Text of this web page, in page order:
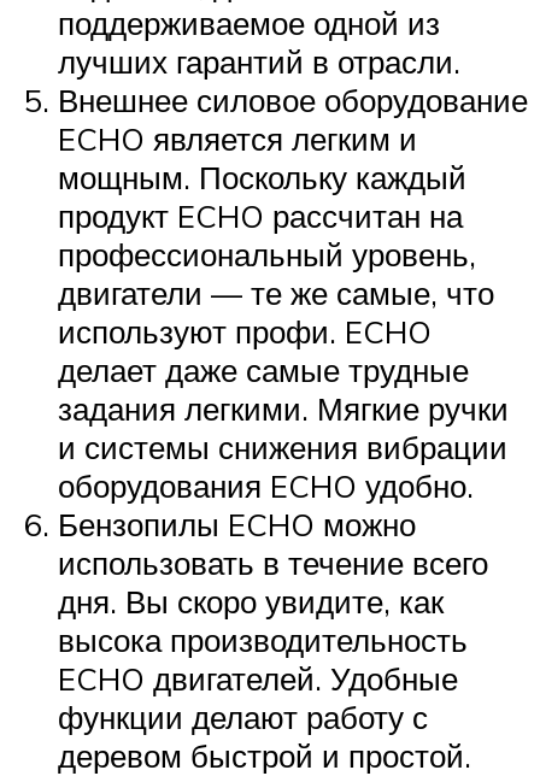
поддерживаемое одной из
лучших гарантий в отрасли.
Внешнее силовое оборудование
ECHO является легким и
мощным. Поскольку каждый
продукт ECHO рассчитан на
профессиональный уровень,
двигатели — те же самые, что
используют профи. ECHO
делает даже самые трудные
задания легкими. Мягкие ручки
и системы снижения вибрации
оборудования ECHO удобно.
Бензопилы ECHO можно
использовать в течение всего
дня. Вы скоро увидите, как
высока производительность
ECHO двигателей. Удобные
функции делают работу с
деревом быстрой и простой.